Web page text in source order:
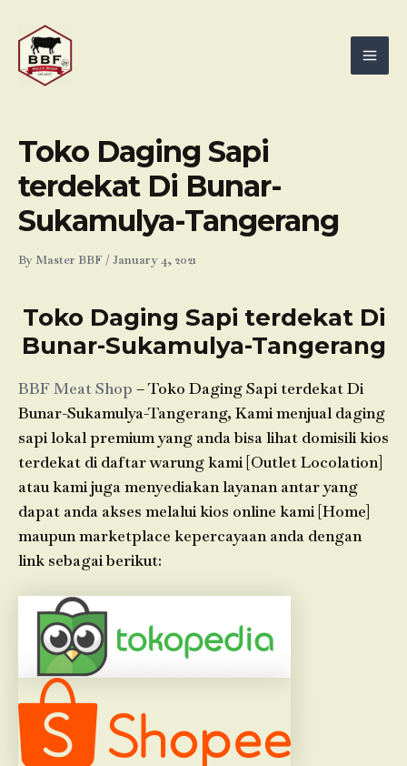
content
Toko Daging Sapi
terdekat Di Bunar-
Sukamulya-Tangerang
By Master BBF /January 4, 2021
Toko Daging Sapi terdekat Di
Bunar-Sukamulya-Tangerang
BBF Meat Shop – Toko Daging Sapi terdekat Di
Bunar-Sukamulya-Tangerang, Kami menjual daging
sapi lokal premium yang anda bisa lihat domisili kios
terdekat di daftar warung kami [Outlet Locolation]
atau kami juga menyediakan layanan antar yang
dapat anda akses melalui kios online kami [Home]
maupun marketplace kepercayaan anda dengan
link sebagai berikut: